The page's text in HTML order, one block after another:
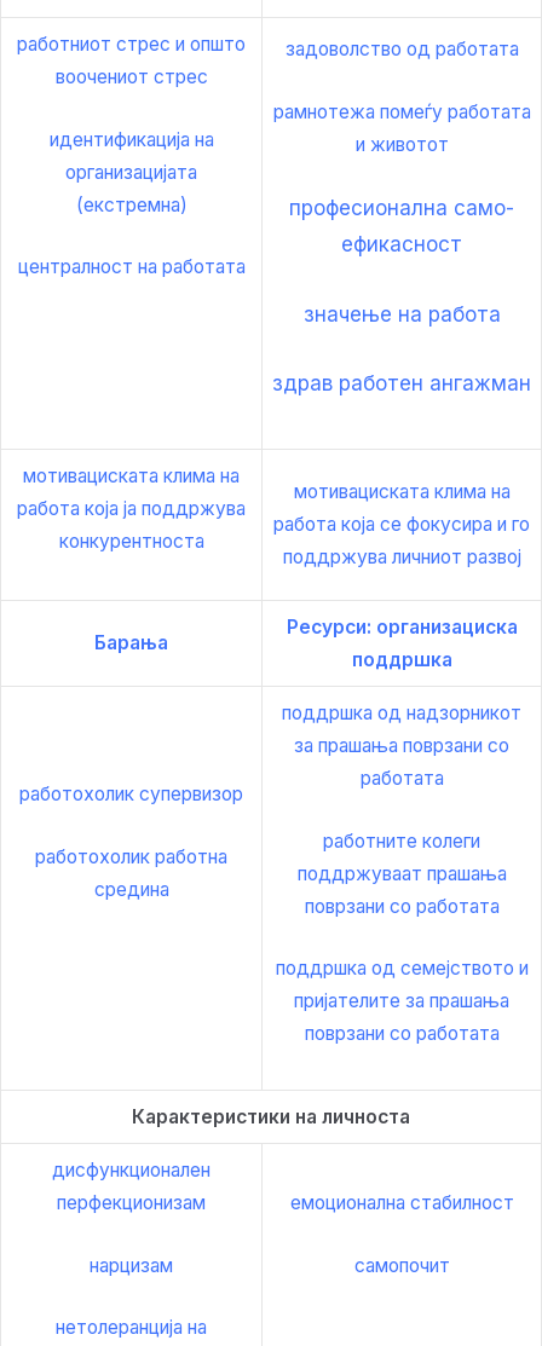
работниот стрес и општо
воочениот стрес
идентификација на
организацијата
(екстремна)
централност на работата
задоволство од работата
рамнотежа помеѓу работата
и животот
професионална само-
ефикасност
значење на работа
здрав работен ангажман
мотивациската клима на
работа која ја поддржува
конкурентноста
мотивациската клима на
работа која се фокусира и го
поддржува личниот развој
Барања
Ресурси: организациска
поддршка
работохолик супервизор
работохолик работна
средина
поддршка од надзорникот
за прашања поврзани со
работата
работните колеги
поддржуваат прашања
поврзани со работата
поддршка од семејството и
пријателите за прашања
поврзани со работата
Карактеристики на личноста
дисфункционален
перфекционизам
нарцизам
нетолеранција на
емоционална стабилност
самопочит